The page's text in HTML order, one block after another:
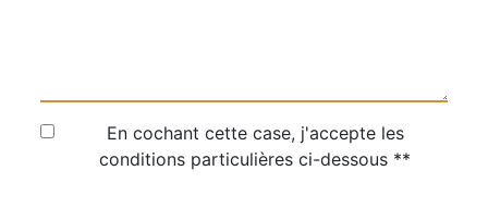
En cochant cette case, j'accepte les
conditions particulières ci-dessous **